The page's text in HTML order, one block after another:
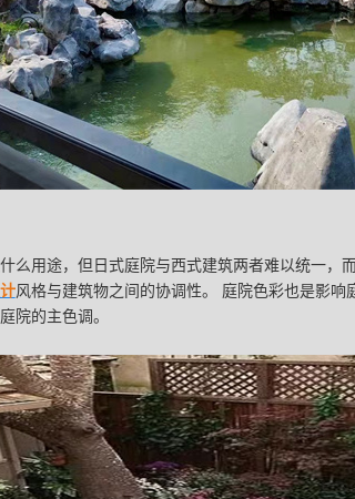
么用途，但日式庭院与西式建筑两者难以统一，
风格与建筑物之间的协调性。 庭院色彩也是影响
院的主色调。